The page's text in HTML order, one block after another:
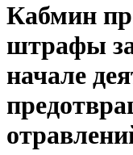
Кабмин
штрафы за
начале